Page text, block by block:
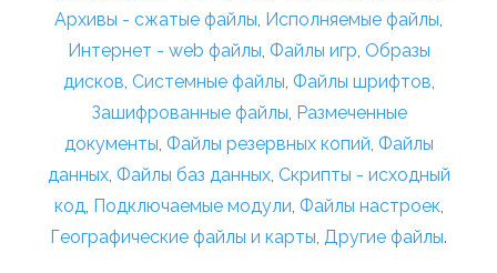
Архивы - сжатые файлы, Исполняемые файлы,
Интернет - web файлы, Файлы игр, Образы
дисков, Системные файлы, Файлы шрифтов,
Зашифрованные файлы, Размеченные
документы, Файлы резервных копий, Файлы
данных, Файлы баз данных, Скрипты - исходный
код, Подключаемые модули, Файлы настроек,
Географические файлы и карты, Другие файлы.